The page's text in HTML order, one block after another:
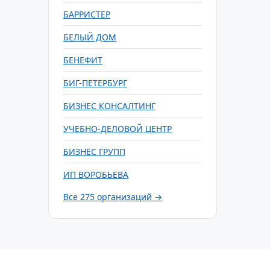
БАРРИСТЕР
БЕЛЫЙ ДОМ
БЕНЕФИТ
БИГ-ПЕТЕРБУРГ
БИЗНЕС КОНСАЛТИНГ
УЧЕБНО-ДЕЛОВОЙ ЦЕНТР
БИЗНЕС ГРУПП
ИП ВОРОБЬЕВА
Все 275 организаций →